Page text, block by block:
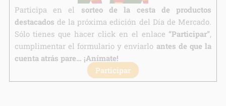
Participa en el sorteo de la cesta de productos
destacados de la próxima edición del Día de Mercado.
Sólo tienes que hacer click en el enlace “Participar”,
cumplimentar el formulario y enviarlo antes de que la
cuenta atrás pare… ¡Anímate!
Participar
link
Información adicional